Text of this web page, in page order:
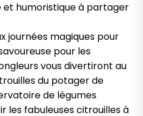
et humoristique à partager
journées magiques pour
pour les
vous divertiront au
du potager de
de légumes
les fabuleuses citrouilles à